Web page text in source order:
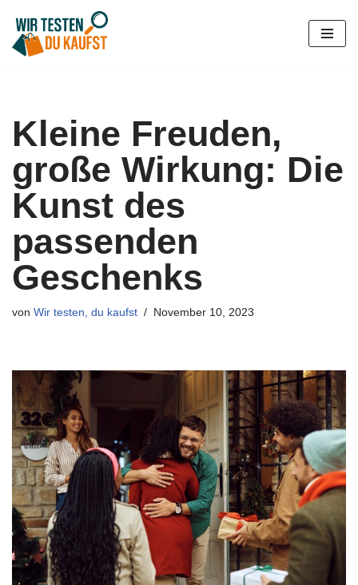
Zum
Kleine Freuden,
große Wirkung: Die
Kunst des
passenden
Geschenks
von Wir testen, du kaufst November 10, 2023